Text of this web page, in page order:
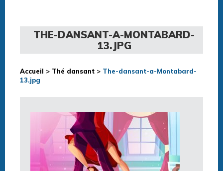
THE-DANSANT-A-MONTABARD-
13.JPG
Accueil > Thé dansant > The-dansant-a-Montabard-
13.jpg